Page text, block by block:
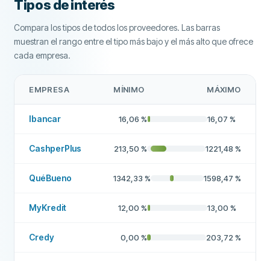
Banco CaixaBank, Banco Santander
Más sobre esta empresa
EMPRESA MÍNIMO MÁXIMO
Ibancar 16,06 % 16,07 %
CashperPlus 213,50 % 1221,48 %
QuéBueno 1342,33 % 1598,47 %
MyKredit 12,00 % 13,00 %
Credy 0,00 % 203,72 %
Tipos de interés
Compara los tipos de todos los proveedores. Las barras
muestran el rango entre el tipo más bajo y el más alto que ofrece
cada empresa.